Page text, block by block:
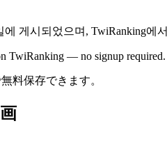
에 게시되었으며, TwiRanking에서
TwiRanking — no signup required.
料保存できます。